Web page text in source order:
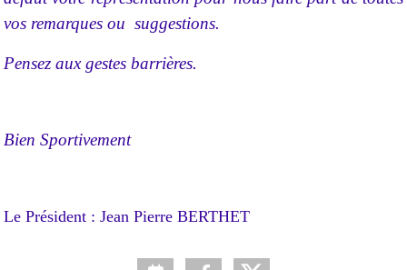
vos remarques ou suggestions.
Pensez aux gestes barrières.
Bien Sportivement
Le Président : Jean Pierre BERTHET